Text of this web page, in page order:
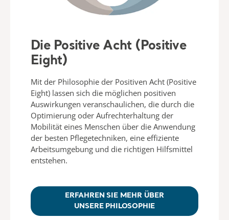
Die Positive Acht (Positive
Eight)
Mit der Philosophie der Positiven Acht (Positive
Eight) lassen sich die möglichen positiven
Auswirkungen veranschaulichen, die durch die
Optimierung oder Aufrechterhaltung der
Mobilität eines Menschen über die Anwendung
der besten Pflegetechniken, eine effiziente
Arbeitsumgebung und die richtigen Hilfsmittel
entstehen.
ERFAHREN SIE MEHR ÜBER
UNSERE PHILOSOPHIE